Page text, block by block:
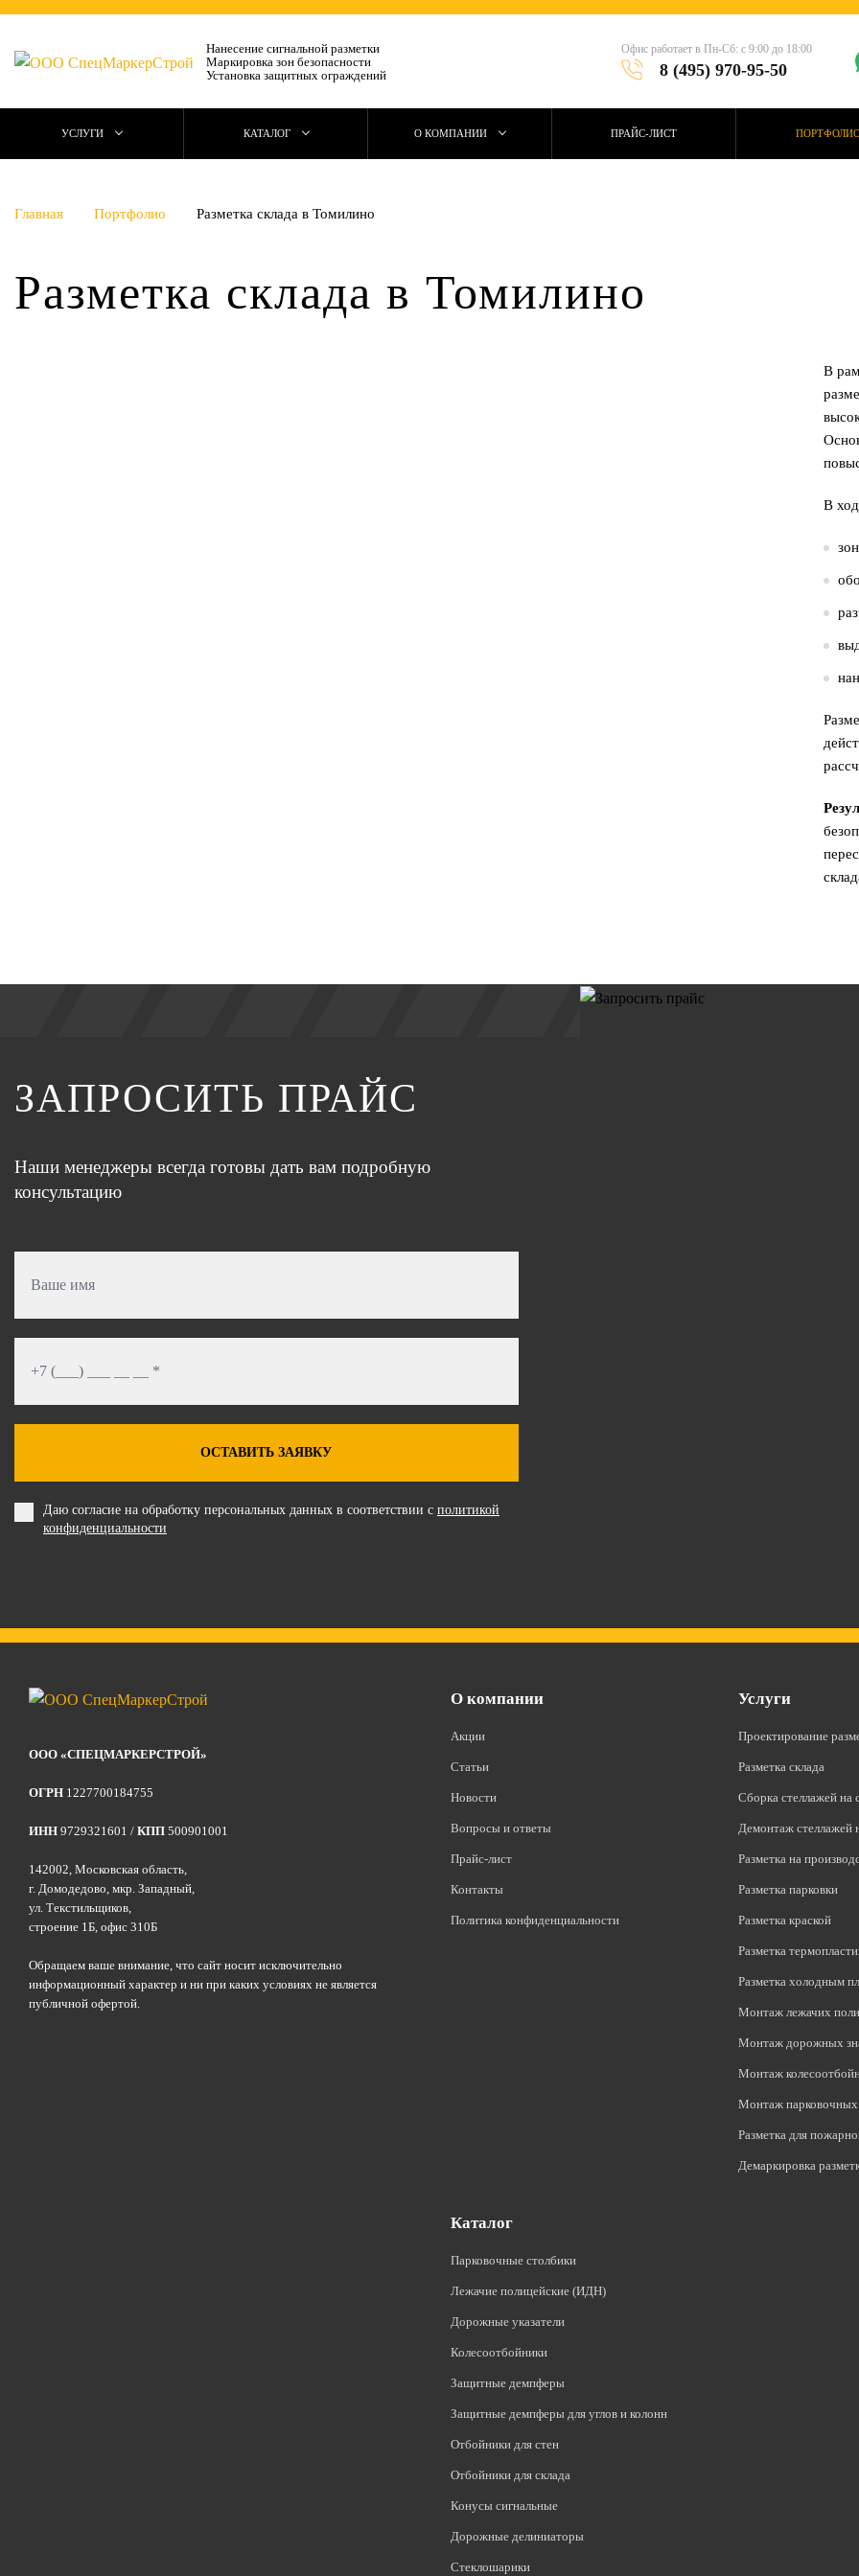
Нанесение сигнальной разметки
Маркировка зон безопасности
Установка защитных ограждений
Офис работает в Пн-Сб: с 9:00 до 18:00
8 (495) 970-95-50
УСЛУГИ КАТАЛОГ О КОМПАНИИ ПРАЙС-ЛИСТ
Главная Портфолио Разметка склада в Томилино
Разметка склада в Томилино
В
В
ЗАПРОСИТЬ ПРАЙС
Наши менеджеры всегда готовы дать вам подробную
консультацию
ОСТАВИТЬ ЗАЯВКУ
Даю согласие на обработку персональных данных в соответствии с политикой
конфиденциальности
ООО «СПЕЦМАРКЕРСТРОЙ»
ОГРН 1227700184755
ИНН 9729321601 / КПП 500901001
142002, Московская область,
г. Домодедово, мкр. Западный,
ул. Текстильщиков,
строение 1Б, офис 310Б
Обращаем ваше внимание, что сайт носит исключительно
информационный характер и ни при каких условиях не является
публичной офертой.
О компании
Акции
Статьи
Новости
Вопросы и ответы
Прайс-лист
Контакты
Политика конфиденциальности
Услуги
Проектирование
Разметка склада
Сборка стеллажей на
Демонтаж стеллажей
Разметка на
Разметка парковки
Разметка краской
Разметка
Разметка холодным
Монтаж лежачих
Монтаж дорожных
Монтаж
Монтаж парковочных
Разметка для
Демаркировка
Каталог
Парковочные столбики
Лежачие полицейские (ИДН)
Дорожные указатели
Колесоотбойники
Защитные демпферы
Защитные демпферы для углов и колонн
Отбойники для стен
Отбойники для склада
Конусы сигнальные
Дорожные делиниаторы
Стеклошарики